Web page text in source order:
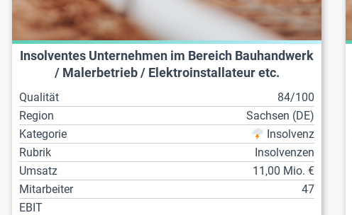
Insolventes Unternehmen im Bereich Bauhandwerk
/ Malerbetrieb / Elektroinstallateur etc.
Qualität
84/100
Region
Sachsen (DE)
Kategorie
Insolvenz
Rubrik
Insolvenzen
Umsatz
11,00 Mio. €
Mitarbeiter
47
EBIT